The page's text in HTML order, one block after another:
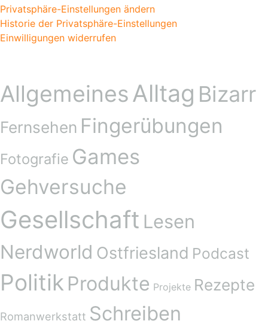
Privatsphäre-Einstellungen ändern
Historie der Privatsphäre-Einstellungen
Einwilligungen widerrufen
AllgemeinesAlltag Bizarr
Fernsehen Fingerübungen
Fotografie Games
Gehversuche
Gesellschaft Lesen
Nerdworld Ostfriesland Podcast
Politik Produkte Projekte Rezepte
Romanwerkstatt Schreiben